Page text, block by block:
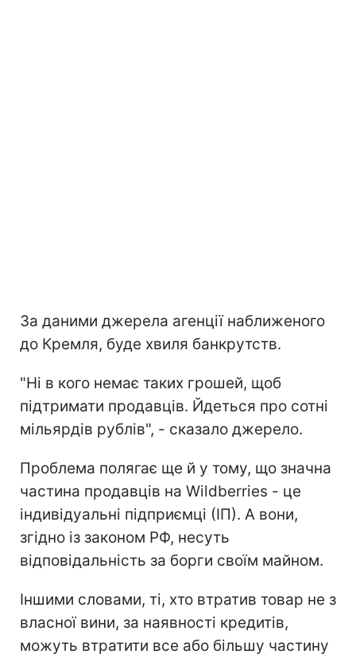
За даними джерела агенції наближеного
до Кремля, буде хвиля банкрутств.
"Ні в кого немає таких грошей, щоб
підтримати продавців. Йдеться про сотні
мільярдів рублів", - сказало джерело.
Проблема полягає ще й у тому, що значна
частина продавців на Wildberries - це
індивідуальні підприємці (ІП). А вони,
згідно із законом РФ, несуть
відповідальність за борги своїм майном.
Іншими словами, ті, хто втратив товар не з
власної вини, за наявності кредитів,
можуть втратити все або більшу частину